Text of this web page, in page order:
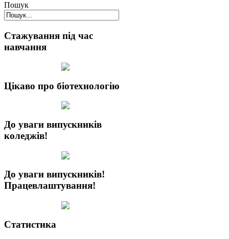
Пошук
Стажування під час
навчання
Цікаво про біотехнологію
До уваги випускників
коледжів!
До уваги випускників!
Працевлаштування!
Статистика